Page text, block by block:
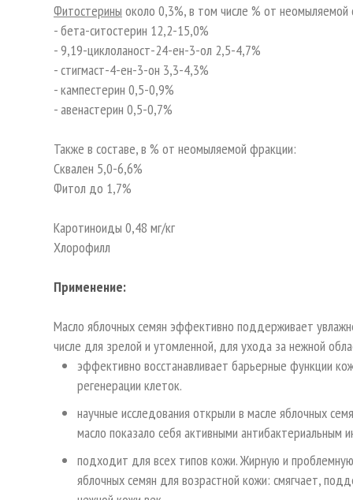
Фитостерины около 0,3%, в том числе % от
- бета-ситостерин 12,2-15,0%
- 9,19-циклоланост-24-ен-3-ол 2,5-4,7%
- стигмаст-4-ен-3-он 3,3-4,3%
- кампестерин 0,5-0,9%
- авенастерин 0,5-0,7%
Также в составе, в % от неомыляемой фракции:
Сквален 5,0-6,6%
Фитол до 1,7%
Каротиноиды 0,48 мг/кг
Хлорофилл
Применение:
Масло яблочных семян эффективно поддерживает
числе для зрелой и утомленной, для ухода за нежной
эффективно восстанавливает барьерные функции
регенерации клеток.
научные исследования открыли в масле яблочных
масло показало себя активными
подходит для всех типов кожи. Жирную и
яблочных семян для возрастной кожи: смягчает,